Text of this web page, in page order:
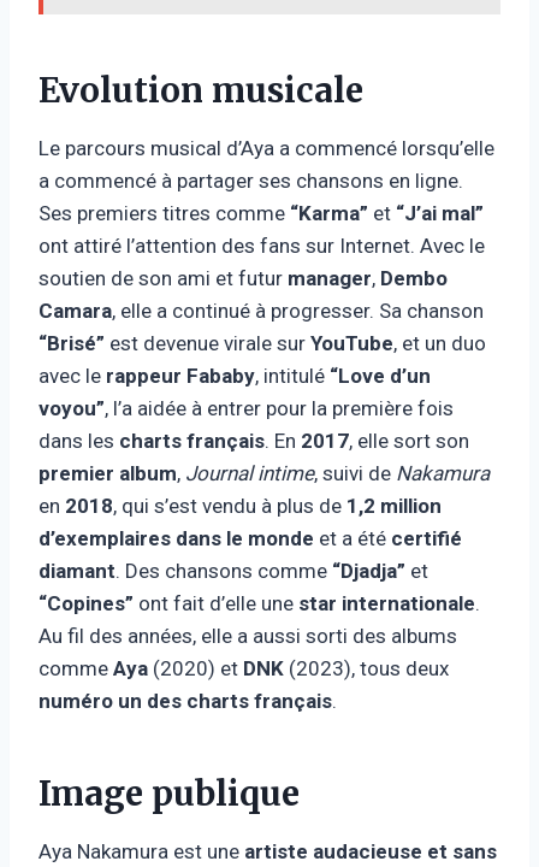
Evolution musicale
Le parcours musical d’Aya a commencé lorsqu’elle
a commencé à partager ses chansons en ligne.
Ses premiers titres comme “Karma” et “J’ai mal”
ont attiré l’attention des fans sur Internet. Avec le
soutien de son ami et futur manager, Dembo
Camara, elle a continué à progresser. Sa chanson
“Brisé” est devenue virale sur YouTube, et un duo
avec le rappeur Fababy, intitulé “Love d’un
voyou”, l’a aidée à entrer pour la première fois
dans les charts français. En 2017, elle sort son
premier album, Journal intime, suivi de Nakamura
en 2018, qui s’est vendu à plus de 1,2 million
d’exemplaires dans le monde et a été certifié
diamant. Des chansons comme “Djadja” et
“Copines” ont fait d’elle une star internationale.
Au fil des années, elle a aussi sorti des albums
comme Aya (2020) et DNK (2023), tous deux
numéro un des charts français.
Image publique
Aya Nakamura est une artiste audacieuse et sans